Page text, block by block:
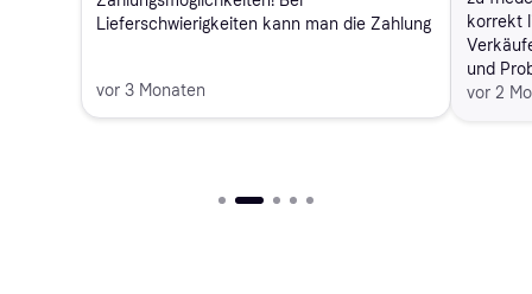
Lieferschwierigkeiten kann man die Zahlung
vor 3 Monaten
korrekt
und
vor 2